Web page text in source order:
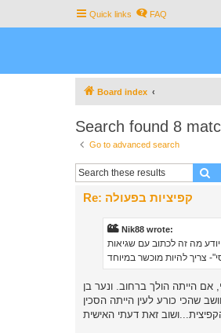
Quick links FAQ
Board index
Search found 8
Go to advanced search
Re: קפיציות בפעולה
Nik88 wrote:
אם הייתה הולך ברחוב. ונער בן
שהכי כורע לעין הייתה הסכין